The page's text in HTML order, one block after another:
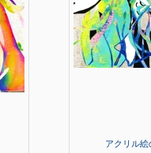
アクリル